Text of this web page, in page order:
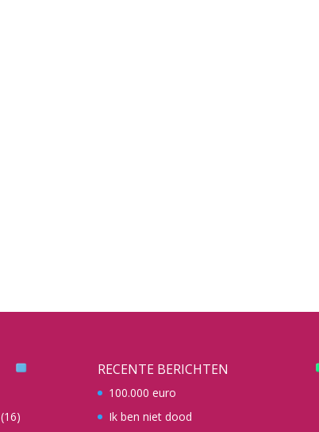
(16)
RECENTE BERICHTEN
100.000 euro
Ik ben niet dood